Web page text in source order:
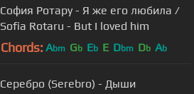
София Ротару - Я же его любила /
Sofia Rotaru - But I loved him
Chords: Abm Gb Eb E Dbm Db Ab
Серебро (Serebro) - Дыши